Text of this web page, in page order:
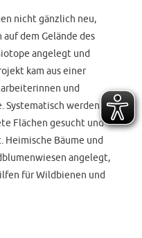
nicht gänzlich neu,
dem Gelände des
angelegt und
kam aus einer
und
werden
Flächen gesucht und
Heimische Bäume und
angelegt,
für Wildbienen und